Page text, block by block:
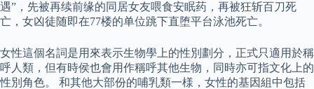
遇”，先被再续前缘的同居女友喂食安眠药，再被狂斩百刀死
亡，女凶徒随即在77楼的单位跳下直堕平台泳池死亡。
女性這個名詞是用來表示生物學上的性別劃分，正式只適用於稱
呼人類，但有時侯也會用作稱呼其他生物，同時亦可指文化上的
性別角色。 和其他大部份的哺乳類一様，女性的基因組中包括